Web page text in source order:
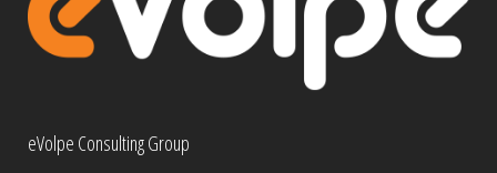
eVolpe Consulting Group